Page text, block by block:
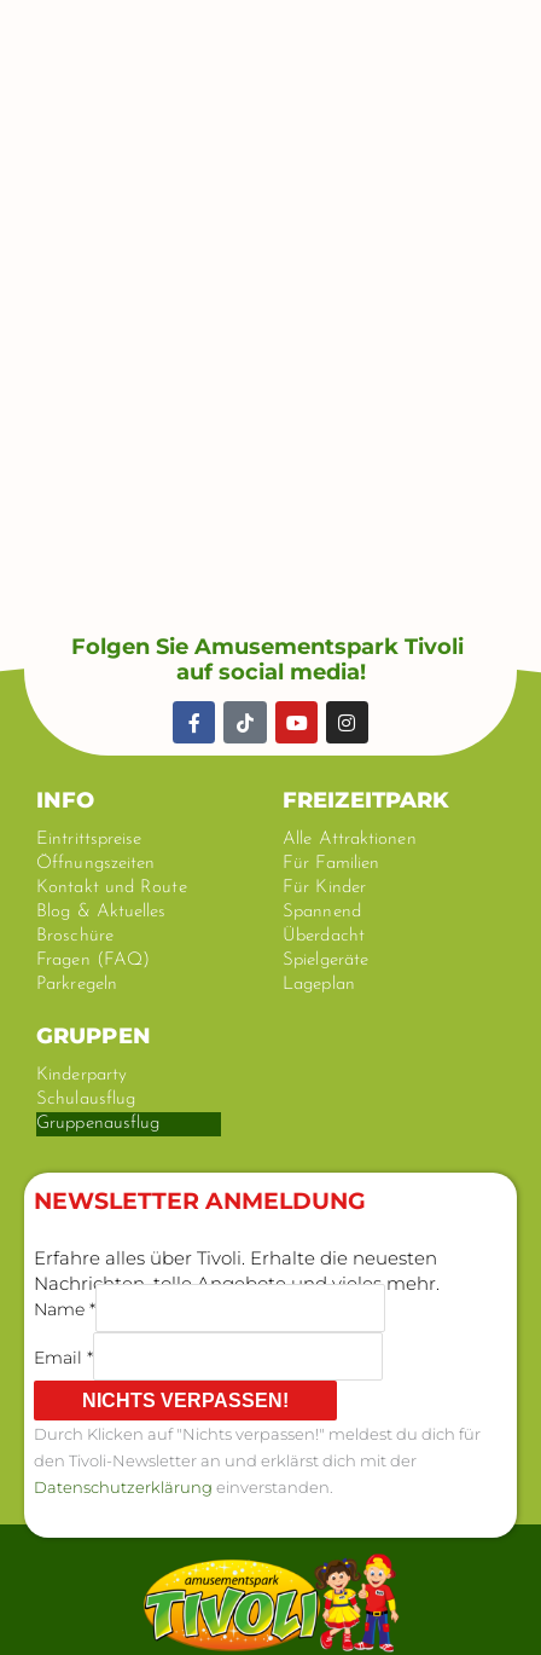
weitere
Informationen?
Haben Sie Fragen zu einem
Tivoli? Sie können uns per E-Mail
oder telefonisch (während der
Öffnungszeiten) unter +31(0)24-
6844444 erreichen.
MAIL FÜR MEHR INFOS
Folgen Sie Amusementspark Tivoli
auf social media!
F
a
c
T
i
k
Y
o
u
u
b
e
I
n
s
a
g
r
a
m
INFO
Eintrittspreise
Öffnungszeiten
Kontakt und Route
Blog & Aktuelles
Broschüre
Fragen (FAQ)
Parkregeln
FREIZEITPARK
Alle Attraktionen
Für Familien
Für Kinder
Spannend
Überdacht
Spielgeräte
Lageplan
GRUPPEN
Kinderparty
Schulausflug
Gruppenausflug
NEWSLETTER ANMELDUNG​
Erfahre alles über Tivoli. Erhalte die neuesten
Nachrichten, tolle Angebote und vieles mehr.
Name *
Email *
NICHTS VERPASSEN!
Durch Klicken auf "Nichts verpassen!" meldest du dich für
den Tivoli-Newsletter an und erklärst dich mit der
Datenschutzerklärung einverstanden.